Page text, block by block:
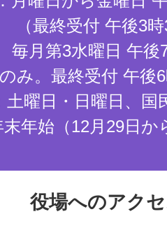
（最終受付 午後3
毎月第3水曜日 午後
のみ。最終受付 午
土曜日・日曜日、国
末年始（12月29日か
役場へのアク